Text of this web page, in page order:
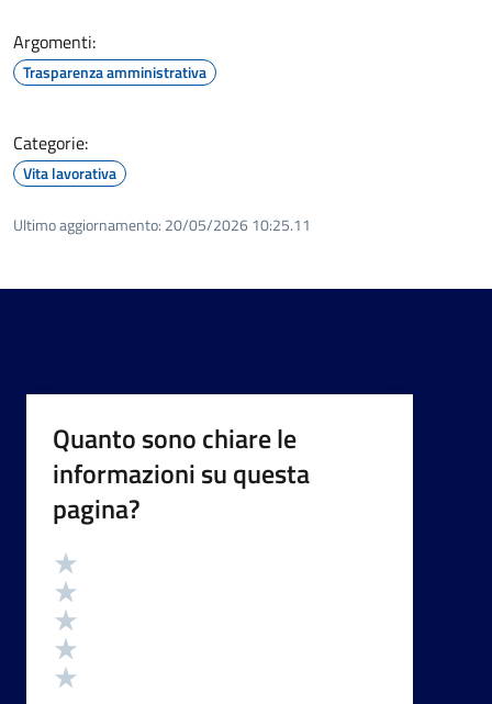
Argomenti:
Trasparenza amministrativa
Categorie:
Vita lavorativa
Ultimo aggiornamento: 20/05/2026 10:25.11
Quanto sono chiare le
informazioni su questa
pagina?
Valutazione